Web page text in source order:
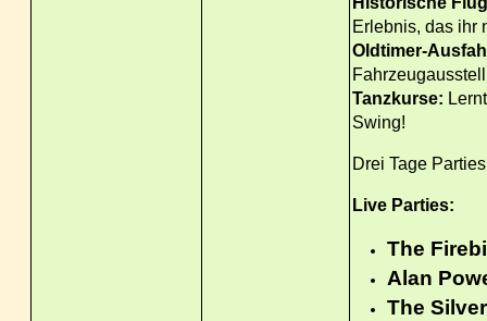
Erlebnis, das ihr
Oldtimer-
Tanzkurse:
Swing!
Drei Tage
Live Parties:
The
Alan
The